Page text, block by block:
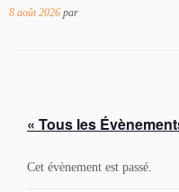
8 août 2026 par
« Tous les
Cet évènement est passé.